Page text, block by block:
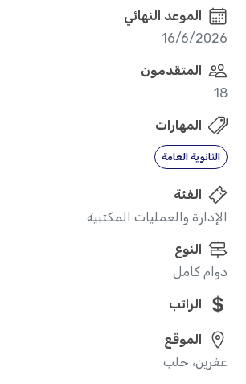
الموعد النهائي
16/6/2026
المتقدمون
18
المهارات
الثانوية العامة
الفئة
الإدارة والعمليات المكتبية
النوع
دوام كامل
الراتب
الموقع
عفرين، حلب